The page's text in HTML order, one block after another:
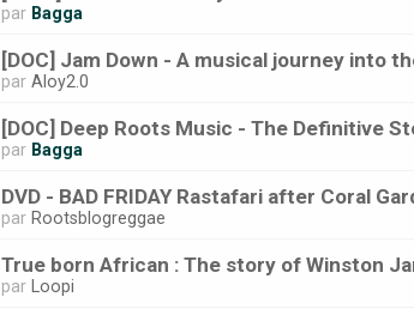
par Bagga
[DOC] Jam Down - A musical journey into
parAloy2.0
[DOC] Deep Roots Music - The Definitive
par Bagga
DVD - BAD FRIDAY Rastafari after Coral
par Rootsblogreggae
True born African : The story of Winston
par Loopi